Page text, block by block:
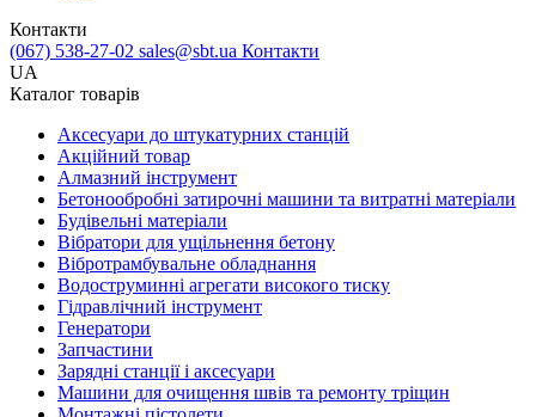
Контакти
(067) 538-27-02 sales@sbt.ua Контакти
UA
Каталог товарів
Аксесуари до штукатурних станцій
Акційний товар
Алмазний інструмент
Бетонообробні затирочні машини та витратні матеріали
Будівельні матеріали
Вібратори для ущільнення бетону
Вібротрамбувальне обладнання
Водоструминні агрегати високого тиску
Гідравлічний інструмент
Генератори
Запчастини
Зарядні станції і аксесуари
Машини для очищення швів та ремонту тріщин